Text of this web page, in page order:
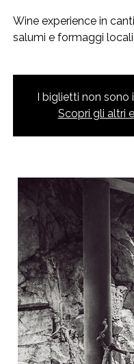
Wine experience in
salumi e formaggi locali
I biglietti non sono
Scopri gli altri